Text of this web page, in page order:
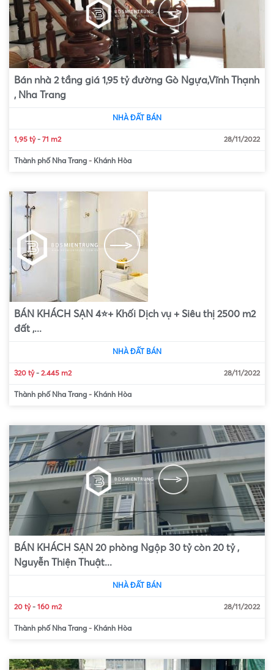
Bán nhà 2 tầng giá 1,95 tỷ đường Gò Ngựa,Vĩnh Thạnh
, Nha Trang
NHÀ ĐẤT BÁN
1,95 tỷ- 71 m2 28/11/2022
Thành phố Nha Trang - Khánh Hòa
BÁN KHÁCH SẠN 4⭐️+ Khối Dịch vụ + Siêu thị 2500 m2
đất ,...
NHÀ ĐẤT BÁN
320 tỷ- 2.445 m2 28/11/2022
Thành phố Nha Trang - Khánh Hòa
BÁN KHÁCH SẠN 20 phòng Ngộp 30 tỷ còn 20 tỷ ,
Nguyễn Thiện Thuật...
NHÀ ĐẤT BÁN
20 tỷ- 160 m2 28/11/2022
Thành phố Nha Trang - Khánh Hòa